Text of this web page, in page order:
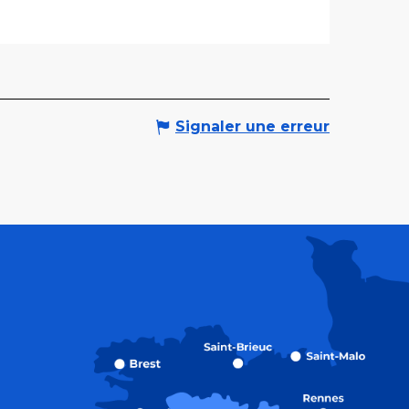
Signaler une erreur